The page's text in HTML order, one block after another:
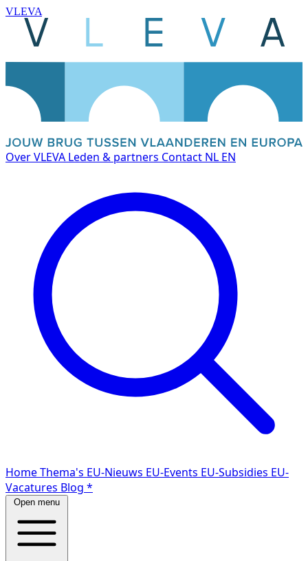
VLEVA
Over VLEVA Leden & partners Contact NL EN
HomeThema's EU-Nieuws EU-Events EU-Subsidies EU-
Vacatures Blog *
Open menu